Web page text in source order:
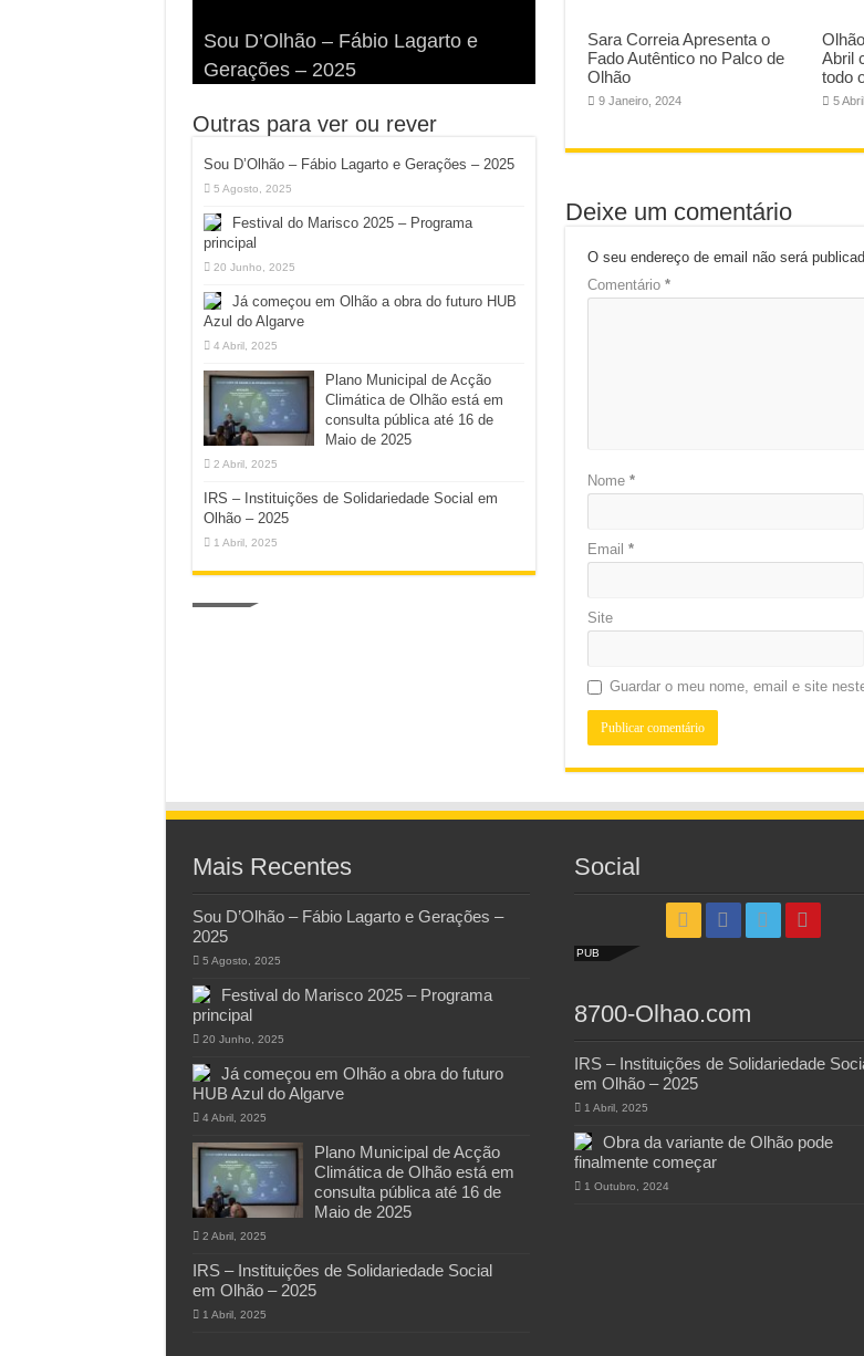
Sara Correia Apresenta o
Fado Autêntico no Palco de
Olhão
9 Janeiro, 2024
Abril
todo
5
Deixe um comentário
O seu endereço de email não será
Comentário *
Nome *
Email *
Site
Guardar o meu nome, email e site
Sou D’Olhão – Fábio Lagarto e
Gerações – 2025
Armona: Música, Comida e
Diversão à Beira-Ria!
Taphani X Benkest: Vídeo Musical
na Ilha da Armona
“Lavar a Loiça” na Ilha dos
Hangares
Quatro Dias Mais Um de Aventura e
Diversão!
Outras para ver ou rever
Sou D’Olhão – Fábio Lagarto e Gerações – 2025
5 Agosto, 2025
Festival do Marisco 2025 – Programa
principal
20 Junho, 2025
Já começou em Olhão a obra do futuro HUB
Azul do Algarve
4 Abril, 2025
Plano Municipal de Acção
Climática de Olhão está em
consulta pública até 16 de
Maio de 2025
2 Abril, 2025
IRS – Instituições de Solidariedade Social em
Olhão – 2025
1 Abril, 2025
Mais Recentes
Sou D’Olhão – Fábio Lagarto e Gerações –
2025
5 Agosto, 2025
Festival do Marisco 2025 – Programa
principal
20 Junho, 2025
Já começou em Olhão a obra do futuro
HUB Azul do Algarve
4 Abril, 2025
Plano Municipal de Acção
Climática de Olhão está em
consulta pública até 16 de
Maio de 2025
2 Abril, 2025
IRS – Instituições de Solidariedade Social
em Olhão – 2025
1 Abril, 2025
Social
PUB
8700-Olhao.com
IRS – Instituições de Solidariedade
em Olhão – 2025
1 Abril, 2025
Obra da variante de Olhão pode
finalmente começar
1 Outubro, 2024